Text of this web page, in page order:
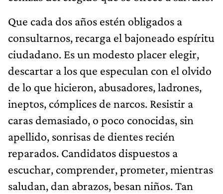
Que cada dos años estén obligados a
consultarnos, recarga el bajoneado espíritu
ciudadano. Es un modesto placer elegir,
descartar a los que especulan con el olvido
de lo que hicieron, abusadores, ladrones,
ineptos, cómplices de narcos. Resistir a
caras demasiado, o poco conocidas, sin
apellido, sonrisas de dientes recién
reparados. Candidatos dispuestos a
escuchar, comprender, prometer, mientras
saludan, dan abrazos, besan niños. Tan